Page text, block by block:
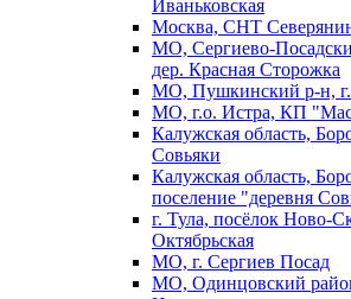
Иваньковская
Москва, СНТ
МО, Сергиево-
дер. Красная Сторожка
МО, Пушкинский р-н,
МО, г.о. Истра, КП
Калужская область,
Совьяки
Калужская область,
поселение "деревня
г. Тула, посёлок Ново-
Октябрьская
МО, г. Сергиев Посад
МО, Одинцовский